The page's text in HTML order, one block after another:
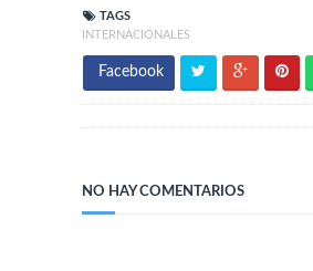
TAGS
INTERNACIONALES
Facebook
NO HAY COMENTARIOS